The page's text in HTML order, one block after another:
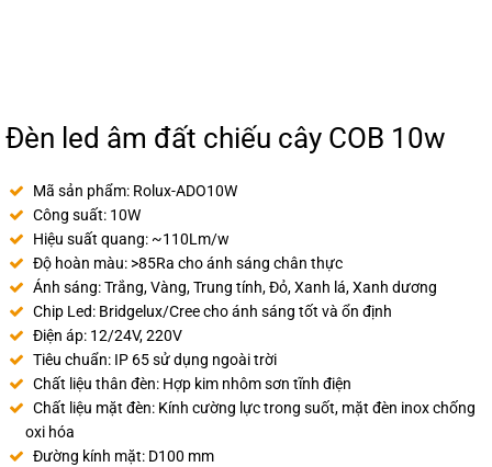
Đèn led âm đất chiếu cây COB 10w
Mã sản phẩm: Rolux-ADO10W
Công suất: 10W
Hiệu suất quang: ~110Lm/w
Độ hoàn màu: >85Ra cho ánh sáng chân thực
Ánh sáng: Trắng, Vàng, Trung tính, Đỏ, Xanh lá, Xanh dương
Chip Led: Bridgelux/Cree cho ánh sáng tốt và ổn định
Điện áp: 12/24V, 220V
Tiêu chuẩn: IP 65 sử dụng ngoài trời
Chất liệu thân đèn: Hợp kim nhôm sơn tĩnh điện
Chất liệu mặt đèn: Kính cường lực trong suốt, mặt đèn inox chống
oxi hóa
Đường kính mặt: D100 mm